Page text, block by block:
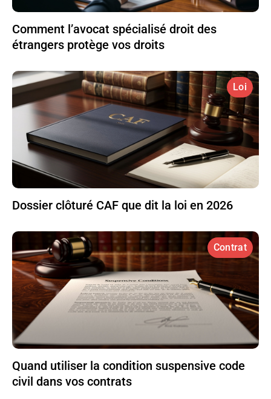
Comment l’avocat spécialisé droit des
étrangers protège vos droits
Loi
Dossier clôturé CAF que dit la loi en 2026
Contrat
Quand utiliser la condition suspensive code
civil dans vos contrats